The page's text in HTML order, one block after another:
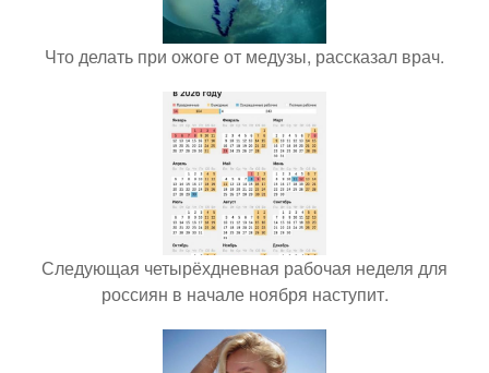
Что делать при ожоге от медузы, рассказал врач.
Следующая четырёхдневная рабочая неделя для
россиян в начале ноября наступит.